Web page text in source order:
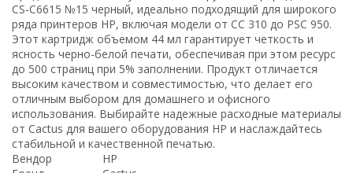
CS-C6615 №15 черный, идеально подходящий для широкого
ряда принтеров HP, включая модели от CC 310 до PSC 950.
Этот картридж объемом 44 мл гарантирует четкость и
ясность черно-белой печати, обеспечивая при этом ресурс
до 500 страниц при 5% заполнении. Продукт отличается
высоким качеством и совместимостью, что делает его
отличным выбором для домашнего и офисного
использования. Выбирайте надежные расходные материалы
от Cactus для вашего оборудования HP и наслаждайтесь
стабильной и качественной печатью.
Вендор
HP